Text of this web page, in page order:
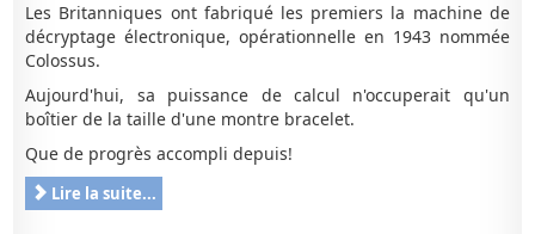
Les Britanniques ont fabriqué les premiers la machine de
décryptage électronique, opérationnelle en 1943 nommée
Colossus.
Aujourd'hui, sa puissance de calcul n'occuperait qu'un
boîtier de la taille d'une montre bracelet.
Que de progrès accompli depuis!
Lire la suite...